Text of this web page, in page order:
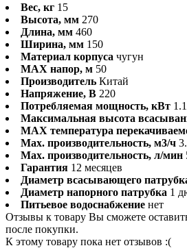
Вес, кг 15
Высота, мм 270
Длина, мм 460
Ширина, мм 150
Материал корпуса чугун
MAX напор, м 50
Производитель Китай
Напряжение, В 220
Потребляемая мощность, кВт 1.1
Максимальная высота
MAX температура
Max. производительность, м3/ч
Max. производительность, л/мин
Гарантия 12 месяцев
Диаметр всасывающего
Диаметр напорного патрубка 1
Питьевое водоснабжение нет
Отзывы к товару Вы сможете
после покупки.
К этому товару пока нет отзывов :(